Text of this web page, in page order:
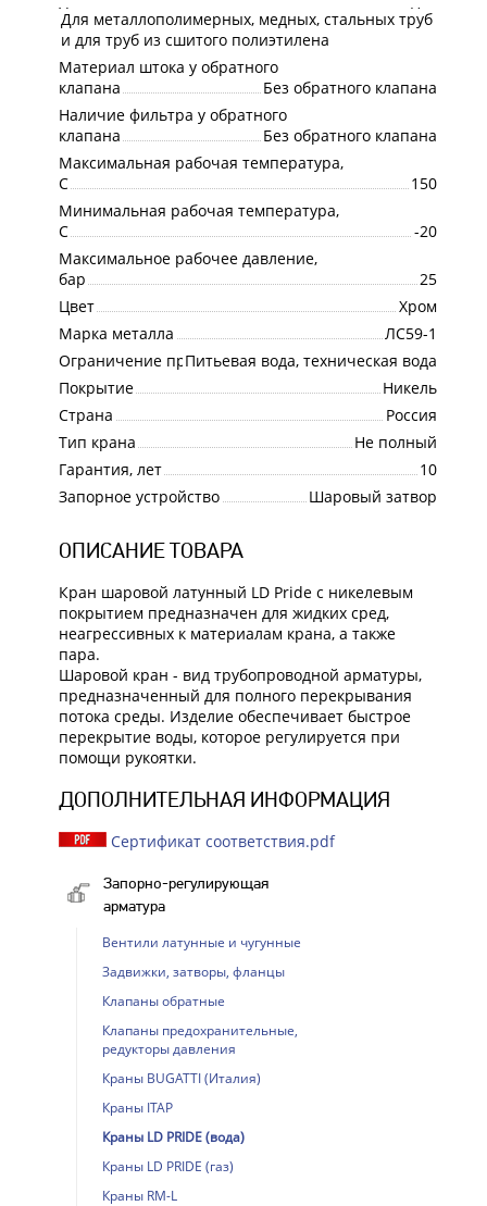
Угловое подключение
Нет
Присоединение
Для металлополимерных, медных, стальных труб
и для труб из сшитого полиэтилена
Материал штока у обратного
клапана
Без обратного клапана
Наличие фильтра у обратного
клапана
Без обратного клапана
Максимальная рабочая температура,
С
150
Минимальная рабочая температура,
С
-20
Максимальное рабочее давление,
бар
25
Цвет
Хром
Марка металла
ЛС59-1
Ограничение примененияПитьевая вода, техническая вода
Покрытие
Никель
Страна
Россия
Тип крана
Не полный
Гарантия, лет
10
Запорное устройство
Шаровый затвор
ОПИСАНИЕ ТОВАРА
Кран шаровой латунный LD Pride с никелевым
покрытием предназначен для жидких сред,
неагрессивных к материалам крана, а также
пара.
Шаровой кран - вид трубопроводной арматуры,
предназначенный для полного перекрывания
потока среды. Изделие обеспечивает быстрое
перекрытие воды, которое регулируется при
помощи рукоятки.
ДОПОЛНИТЕЛЬНАЯ ИНФОРМАЦИЯ
Сертификат соответствия.pdf
Запорно-регулирующая
арматура
Вентили латунные и чугунные
Задвижки, затворы, фланцы
Клапаны обратные
Клапаны предохранительные,
редукторы давления
Краны BUGATTI (Италия)
Краны ITAP
Краны LD PRIDE (вода)
Краны LD PRIDE (газ)
Краны RM-L